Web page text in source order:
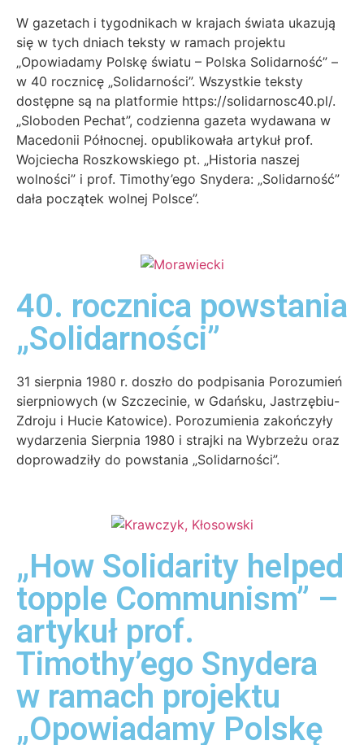
W gazetach i tygodnikach w krajach świata ukazują
się w tych dniach teksty w ramach projektu
„Opowiadamy Polskę światu – Polska Solidarność” –
w 40 rocznicę „Solidarności”. Wszystkie teksty
dostępne są na platformie https://solidarnosc40.pl/.
„Sloboden Pechat”, codzienna gazeta wydawana w
Macedonii Północnej. opublikowała artykuł prof.
Wojciecha Roszkowskiego pt. „Historia naszej
wolności” i prof. Timothy’ego Snydera: „Solidarność”
dała początek wolnej Polsce”.
40. rocznica powstania
„Solidarności”
31 sierpnia 1980 r. doszło do podpisania Porozumień
sierpniowych (w Szczecinie, w Gdańsku, Jastrzębiu-
Zdroju i Hucie Katowice). Porozumienia zakończyły
wydarzenia Sierpnia 1980 i strajki na Wybrzeżu oraz
doprowadziły do powstania „Solidarności”.
„How Solidarity helped
topple Communism” –
artykuł prof.
Timothy’ego Snydera
w ramach projektu
„Opowiadamy Polskę